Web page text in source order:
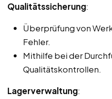
Qualitätssicherung:
Überprüfung von
Fehler.
Mithilfe bei der
Qualitätskontrollen.
Lagerverwaltung: